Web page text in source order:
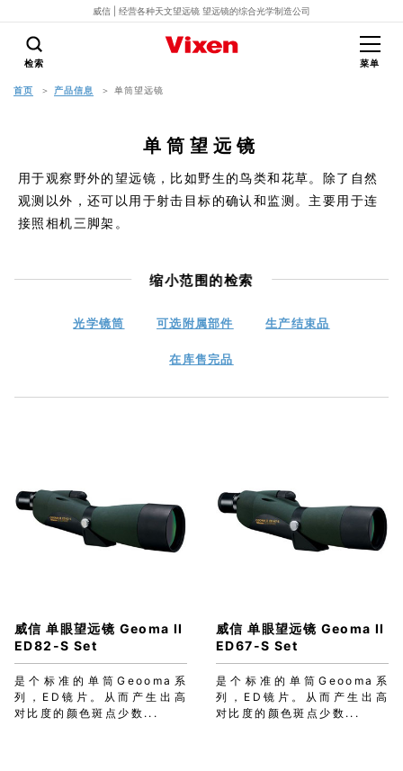
威信 | 经营各种天文望远镜 望远镜的综合光学制造公司
菜单
检索
首页 产品信息 单筒望远镜
单筒望远镜
用于观察野外的望远镜，比如野生的鸟类和花草。除了自然
观测以外，还可以用于射击目标的确认和监测。主要用于连
接照相机三脚架。
缩小范围的检索
光学镜筒 可选附属部件 生产结束品
在库售完品
威信 单眼望远镜 Geoma II
ED82-S Set
是个标准的单筒Geooma系
列，ED镜片。从而产生出高
对比度的颜色斑点少数...
威信 单眼望远镜 Geoma II
ED67-S Set
是个标准的单筒Geooma系
列，ED镜片。从而产生出高
对比度的颜色斑点少数...